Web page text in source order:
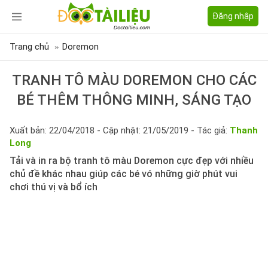
Đăng nhập
Trang chủ Doremon
TRANH TÔ MÀU DOREMON CHO CÁC
BÉ THÊM THÔNG MINH, SÁNG TẠO
Xuất bản: 22/04/2018 - Cập nhật: 21/05/2019 - Tác giả: Thanh
Long
Tải và in ra bộ tranh tô màu Doremon cực đẹp với nhiều
chủ đề khác nhau giúp các bé vó những giờ phút vui
chơi thú vị và bổ ích